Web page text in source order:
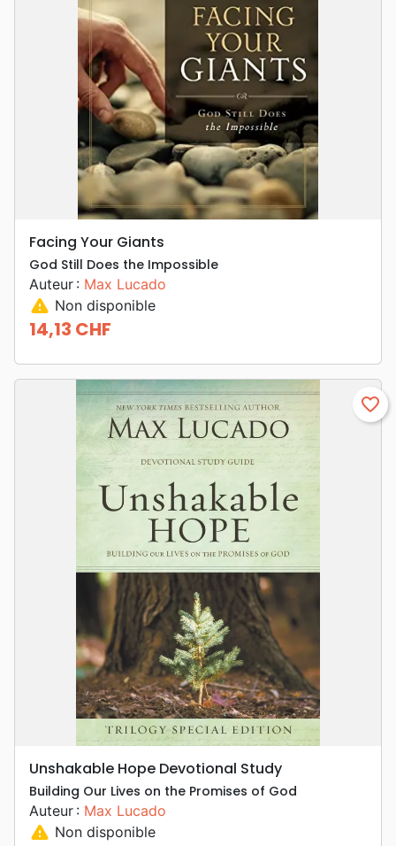
Facing Your Giants
God Still Does the Impossible
Auteur : Max Lucado
warning Non disponible
Prix
14,13 CHF
favorite_border
Unshakable Hope Devotional Study
Building Our Lives on the Promises of God
Auteur : Max Lucado
warning Non disponible